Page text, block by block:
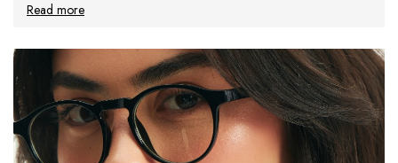
Read more